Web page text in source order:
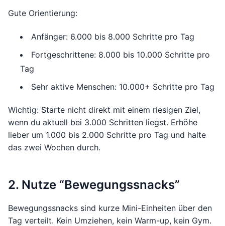
Gute Orientierung:
Anfänger: 6.000 bis 8.000 Schritte pro Tag
Fortgeschrittene: 8.000 bis 10.000 Schritte pro
Tag
Sehr aktive Menschen: 10.000+ Schritte pro Tag
Wichtig: Starte nicht direkt mit einem riesigen Ziel,
wenn du aktuell bei 3.000 Schritten liegst. Erhöhe
lieber um 1.000 bis 2.000 Schritte pro Tag und halte
das zwei Wochen durch.
2. Nutze “Bewegungssnacks”
Bewegungssnacks sind kurze Mini-Einheiten über den
Tag verteilt. Kein Umziehen, kein Warm-up, kein Gym.